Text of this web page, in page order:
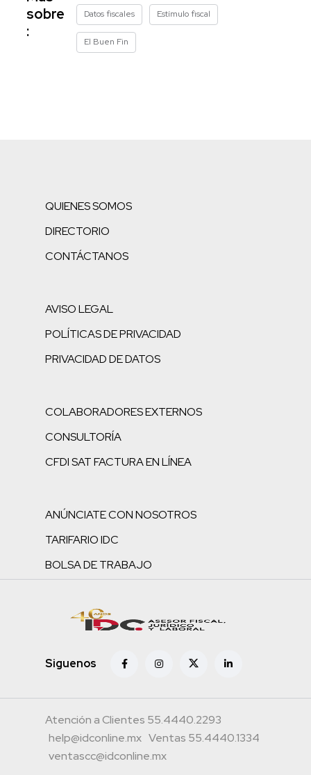
sobre
:
Datos fiscales Estímulo fiscal
El Buen Fin
QUIENES SOMOS
DIRECTORIO
CONTÁCTANOS
AVISO LEGAL
POLÍTICAS DE PRIVACIDAD
PRIVACIDAD DE DATOS
COLABORADORES EXTERNOS
CONSULTORÍA
CFDI SAT FACTURA EN LÍNEA
ANÚNCIATE CON NOSOTROS
TARIFARIO IDC
BOLSA DE TRABAJO
Siguenos
Atención a Clientes 55.4440.2293
help@idconline.mx Ventas 55.4440.1334
ventascc@idconline.mx